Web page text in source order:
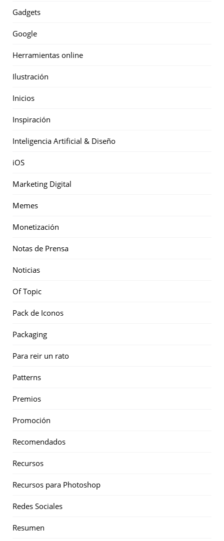
Gadgets
Google
Herramientas online
Ilustración
Inicios
Inspiración
Inteligencia Artificial & Diseño
iOS
Marketing Digital
Memes
Monetización
Notas de Prensa
Noticias
Of Topic
Pack de Iconos
Packaging
Para reir un rato
Patterns
Premios
Promoción
Recomendados
Recursos
Recursos para Photoshop
Redes Sociales
Resumen